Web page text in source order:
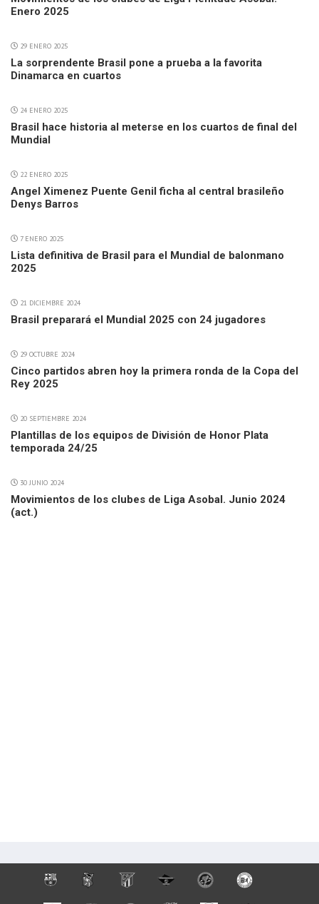
Enero 2025
29 ENERO 2025
La sorprendente Brasil pone a prueba a la favorita
Dinamarca en cuartos
24 ENERO 2025
Brasil hace historia al meterse en los cuartos de final del
Mundial
22 ENERO 2025
Angel Ximenez Puente Genil ficha al central brasileño
Denys Barros
7 ENERO 2025
Lista definitiva de Brasil para el Mundial de balonmano
2025
21 DICIEMBRE 2024
Brasil preparará el Mundial 2025 con 24 jugadores
29 OCTUBRE 2024
Cinco partidos abren hoy la primera ronda de la Copa del
Rey 2025
20 SEPTIEMBRE 2024
Plantillas de los equipos de División de Honor Plata
temporada 24/25
30 JUNIO 2024
Movimientos de los clubes de Liga Asobal. Junio 2024
(act.)